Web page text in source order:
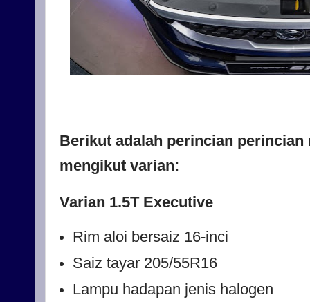
Berikut adalah perincian perincian
mengikut varian:
Varian 1.5T Executive
Rim aloi bersaiz 16-inci
Saiz tayar 205/55R16
Lampu hadapan jenis halogen